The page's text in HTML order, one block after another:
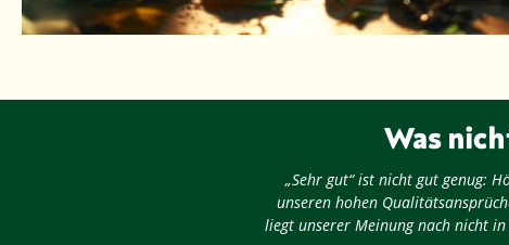
Was
„Sehr gut“ ist nicht gut genug:
unseren hohen
liegt unserer Meinung nach nicht